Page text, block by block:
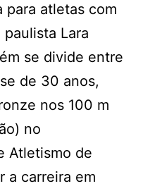
para atletas com
Lara
se divide entre
de 30 anos,
nos 100 m
no
Atletismo de
a carreira em